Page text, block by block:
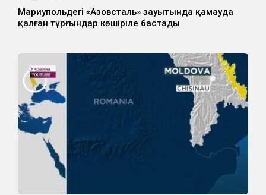
Мариупольдегі «Азовсталь» зауытында қамауда
қалған тұрғындар көшіріле бастады